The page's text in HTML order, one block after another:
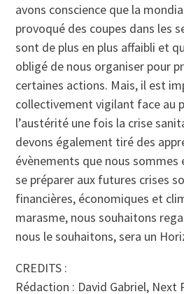
avons conscience que la
provoqué des coupes dans les
sont de plus en plus affaibli et
obligé de nous organiser pour
certaines actions. Mais, il est
collectivement vigilant face au
l’austérité une fois la crise
devons également tiré des
évènements que nous sommes
se préparer aux futures crises
financières, économiques et
marasme, nous souhaitons
nous le souhaitons, sera un
CREDITS :
Rédaction : David Gabriel, Next